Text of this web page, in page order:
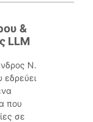
&
LLM
Ν.
που
σε